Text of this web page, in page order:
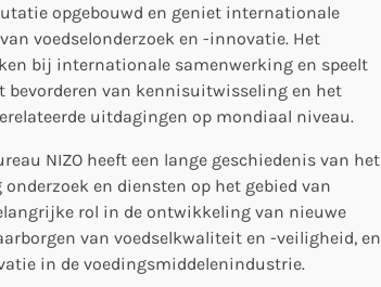
opgebouwd en geniet internationale
voedselonderzoek en -innovatie. Het
bij internationale samenwerking en speelt
bevorderen van kennisuitwisseling en het
uitdagingen op mondiaal niveau.
NIZO heeft een lange geschiedenis van het
en diensten op het gebied van
rol in de ontwikkeling van nieuwe
van voedselkwaliteit en -veiligheid, en
in de voedingsmiddelenindustrie.